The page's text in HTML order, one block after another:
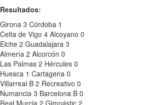
Resultados:
Girona 3 Córdoba 1
Celta de Vigo 4 Alcoyano 0
Elche 2 Guadalajara 3
Almería 2 Alcorcón 0
Las Palmas 2 Hércules 0
Huesca 1 Cartagena 0
Villarreal B 2 Recreativo 0
Numancia 3 Barcelona B 0
Real Murcia 2 Gimnástic 2